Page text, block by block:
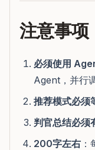
注意事项
必须使用
Agent，并行
推荐模式必须
判官总结必须
200字左右